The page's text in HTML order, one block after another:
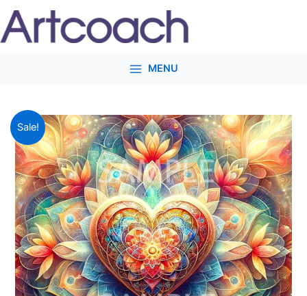
容
を
MENU
Sale!
元
の
価
格
は
¥1,000
で
し
た。
現
在
の
価
格
は
¥500
で
す。
開
運！
エ
ネ
ル
ギ
ー
ア
ー
ト
「慈